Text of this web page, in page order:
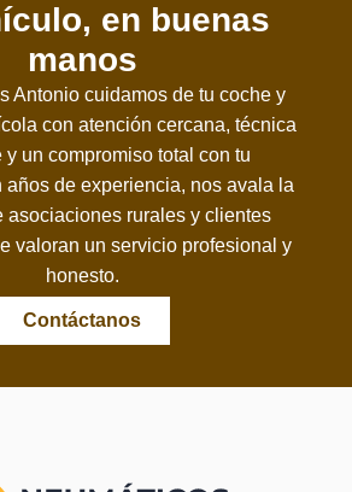
en buenas
manos
Antonio cuidamos de tu coche y
con atención cercana, técnica
y un compromiso total con tu
años de experiencia, nos avala la
asociaciones rurales y clientes
valoran un servicio profesional y
honesto.
Contáctanos